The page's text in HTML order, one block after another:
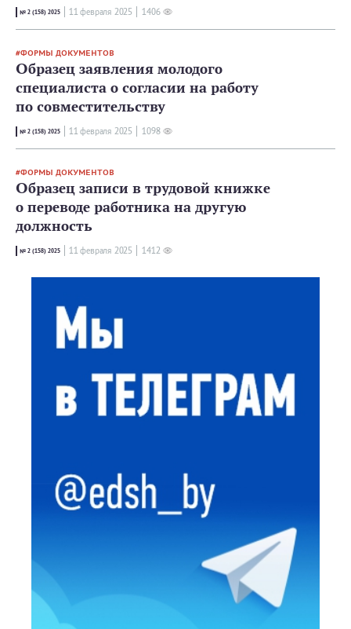
№ 2 (158) 2025 11 февраля 2025 1406
ФОРМЫ ДОКУМЕНТОВ
Образец заявления молодого
специалиста о согласии на работу
по совместительству
№ 2 (158) 2025 11 февраля 2025 1098
ФОРМЫ ДОКУМЕНТОВ
Образец записи в трудовой книжке
о переводе работника на другую
должность
№ 2 (158) 2025 11 февраля 2025 1412